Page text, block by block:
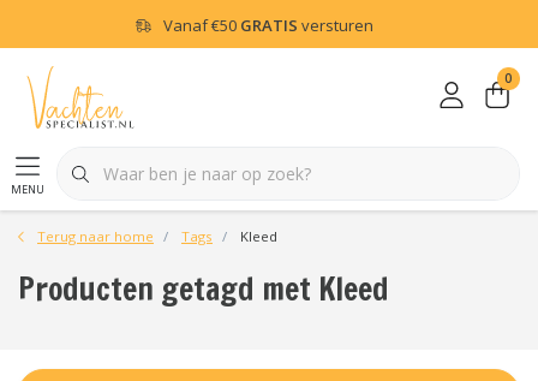
Vanaf€50 GRATIS versturen
menu
0
Terug naar home Tags Kleed
Producten getagd met Kleed